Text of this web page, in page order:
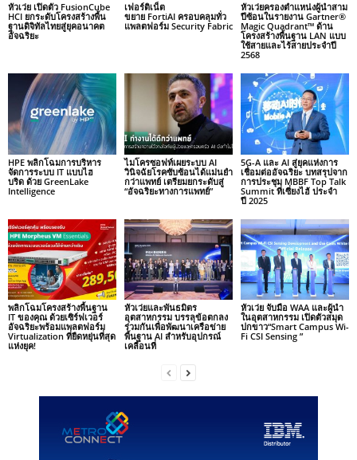
หัวเว่ย เปิดตัว FusionCube
HCI ยกระดับโครงสร้างพื้น
ฐานดิจิทัลไทยสู่ยุคอนาคต
อัจฉริยะ
เฟอร์ติเน็ต
ขยาย FortiAI ครอบคลุมทั่ว
แพลตฟอร์ม Security Fabric
หัวเว่ยครองตำแหน่งผู้นำสาม
ปีซ้อนในรายงาน Gartner®
Magic Quadrant™ ด้าน
โครงสร้างพื้นฐาน LAN แบบ
ใช้สายและไร้สายประจำปี
2568
HPE พลิกโฉมการบริหาร
จัดการระบบ IT แบบไฮ
บริด ด้วย GreenLake
Intelligence
ไมโครซอฟท์เผยระบบ AI
วินิจฉัยโรคซับซ้อนได้แม่นยำ
กว่าแพทย์ เตรียมยกระดับสู่
“อัจฉริยะทางการแพทย์”
5G-A และ AI สู่ยุคแห่งการ
เชื่อมต่ออัจฉริยะ บทสรุปจาก
การประชุม MBBF Top Talk
Summit ที่เซี่ยงไฮ้ ประจำ
ปี 2025
พลิกโฉมโครงสร้างพื้นฐาน
IT ของคุณ ด้วยเซิร์ฟเวอร์
อัจฉริยะพร้อมแพลตฟอร์ม
Virtualization ที่ยืดหยุ่นที่สุด
แห่งยุค!
หัวเว่ยและพันธมิตร
อุตสาหกรรม บรรลุข้อตกลง
ร่วมกันเพื่อพัฒนาเครือข่าย
พื้นฐาน AI สำหรับอุปกรณ์
เคลื่อนที่
หัวเว่ย จับมือ WAA และผู้นำ
ในอุตสาหกรรม เปิดตัวสมุด
ปกขาว“Smart Campus Wi-
Fi CSI Sensing ”